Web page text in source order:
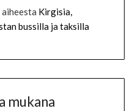
aiheesta Kirgisia,
bussilla ja taksilla
mukana